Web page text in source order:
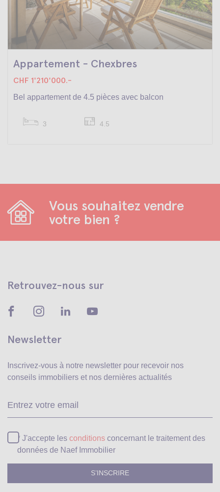
Appartement - Chexbres
CHF 1'210'000.-
Bel appartement de 4.5 pièces avec balcon
3 4.5
Vous souhaitez vendre
votre bien ?
Retrouvez-nous sur
Newsletter
Inscrivez-vous à notre newsletter pour recevoir nos
conseils immobiliers et nos dernières actualités
* J'accepte les conditions concernant le traitement des
données de Naef Immobilier